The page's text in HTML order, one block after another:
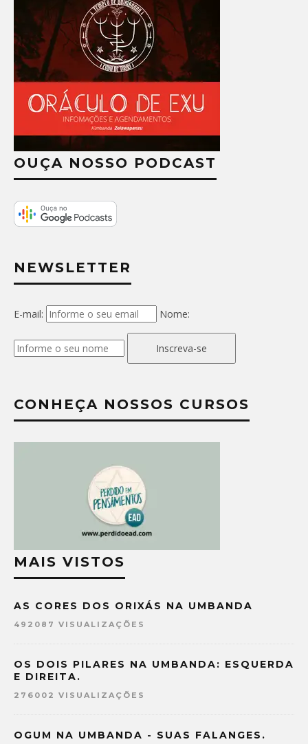
OUÇA NOSSO PODCAST
NEWSLETTER
E-mail: Nome:
Inscreva-se
CONHEÇA NOSSOS CURSOS
MAIS VISTOS
AS CORES DOS ORIXÁS NA UMBANDA
492087 VISUALIZAÇÕES
OS DOIS PILARES NA UMBANDA: ESQUERDA
E DIREITA.
276002 VISUALIZAÇÕES
OGUM NA UMBANDA - SUAS FALANGES.